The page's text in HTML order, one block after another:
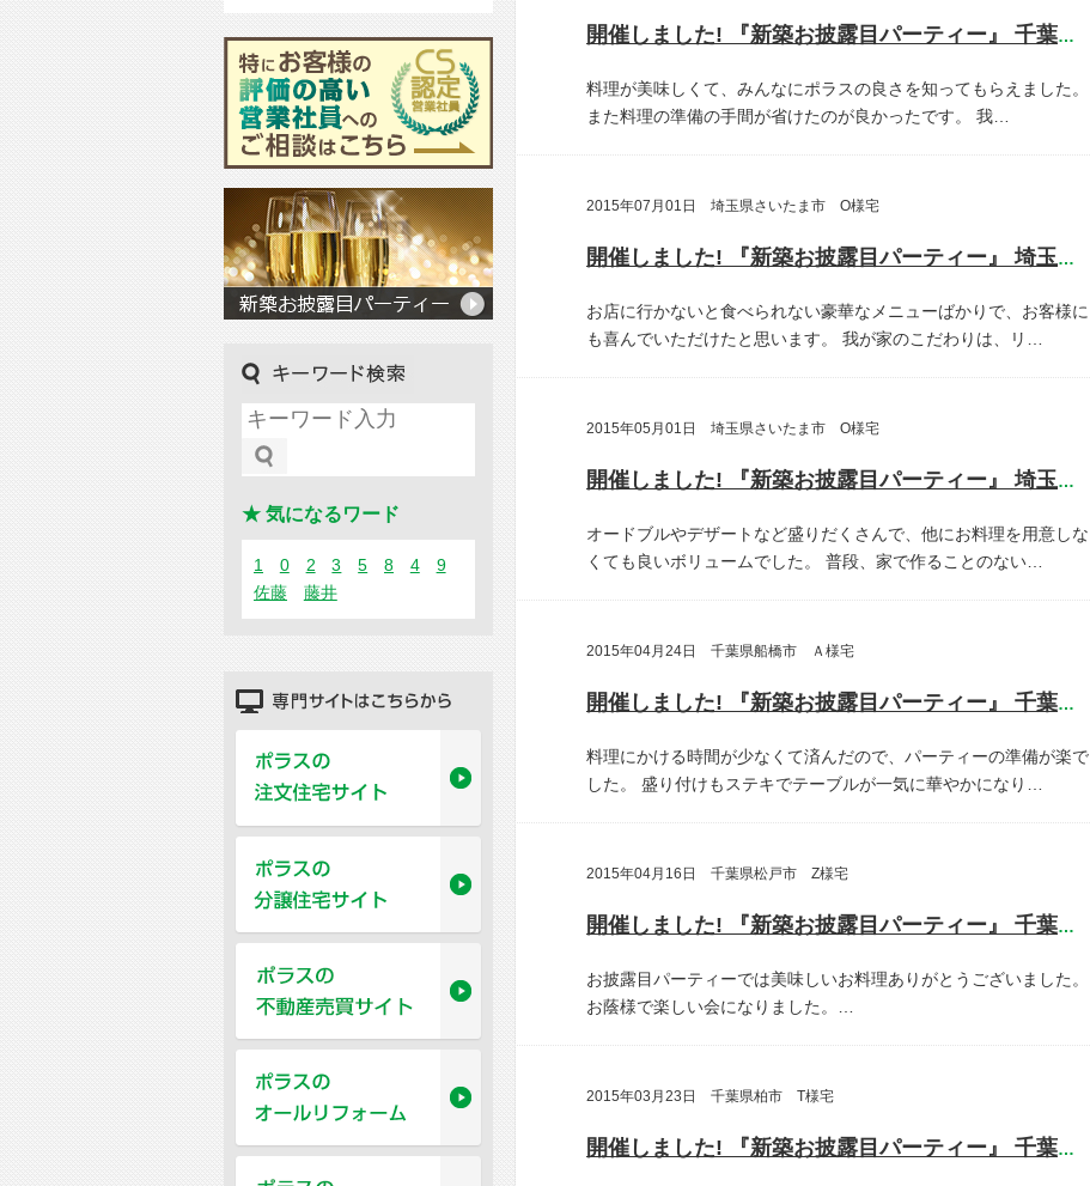
開催しました! 『新築お披露目パーティー』 千葉県船橋市 H様宅
料理が美味しくて、みんなにポラスの良さを知ってもらえました。
また料理の準備の手間が省けたのが良かったです。
我…
2015年07月01日 埼玉県さいたま市 O様宅
開催しました! 『新築お披露目パーティー』 埼玉県さいたま市 O様宅
お店に行かないと食べられない豪華なメニューばかりで、お客様に
も喜んでいただけたと思います。
我が家のこだわりは、リ…
2015年05月01日 埼玉県さいたま市 O様宅
開催しました! 『新築お披露目パーティー』 埼玉県さいたま市 O様宅
オードブルやデザートなど盛りだくさんで、他にお料理を用意しな
くても良いボリュームでした。
普段、家で作ることのない…
2015年04月24日 千葉県船橋市 Ａ様宅
開催しました! 『新築お披露目パーティー』 千葉県船橋市 A様宅
料理にかける時間が少なくて済んだので、パーティーの準備が楽で
した。
盛り付けもステキでテーブルが一気に華やかになり…
2015年04月16日 千葉県松戸市 Z様宅
開催しました! 『新築お披露目パーティー』 千葉県松戸市 Z様宅
お披露目パーティーでは美味しいお料理ありがとうございました。
お蔭様で楽しい会になりました。…
2015年03月23日 千葉県柏市 T様宅
開催しました! 『新築お披露目パーティー』 千葉県柏市 T様宅
★ 気になるワード
1 0 2 3 5 8 4
9
佐藤
藤井